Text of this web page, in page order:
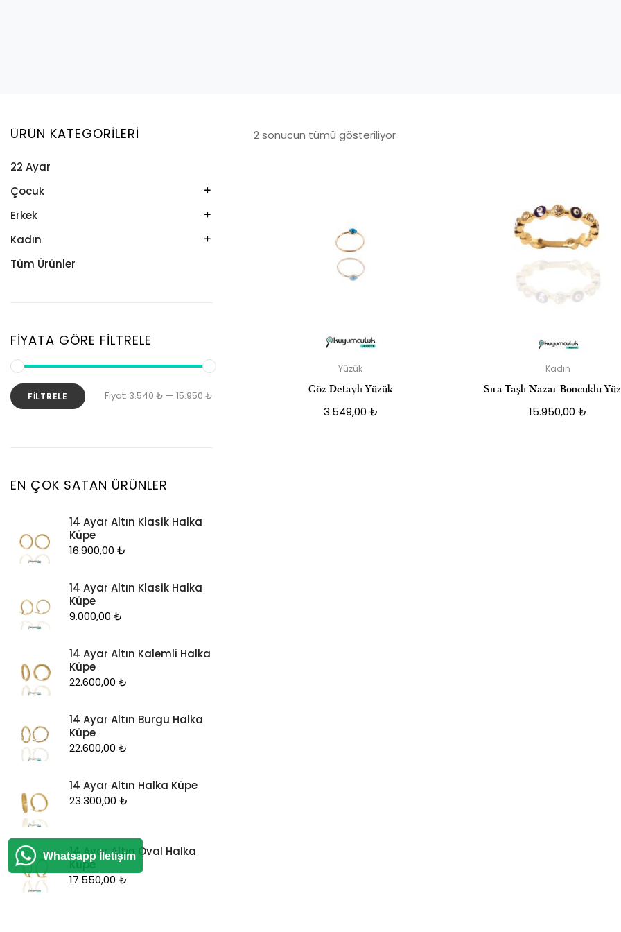
2 sonucun tümü gösteriliyor
Yüzük
Göz Detaylı Yüzük
3.549,00 ₺
Kadın
Sıra Taşlı Nazar Boncuklu
15.950,00₺
ÜRÜN KATEGORILERI
22 Ayar
Çocuk
Kelepçe
Kolye
Künye
Erkek
Kelepçe
Künye
Kadın
Bileklik
Küpe
Zincir
Tüm Ürünler
FIYATA GÖRE FILTRELE
FILTRELE Fiyat: 3.540 ₺ — 15.950 ₺
EN ÇOK SATAN ÜRÜNLER
14 Ayar Altın Klasik Halka
Küpe
16.900,00 ₺
14 Ayar Altın Klasik Halka
Küpe
9.000,00 ₺
14 Ayar Altın Kalemli Halka
Küpe
22.600,00 ₺
14 Ayar Altın Burgu Halka
Küpe
22.600,00 ₺
14 Ayar Altın Halka Küpe
23.300,00 ₺
14 Ayar Altın Oval Halka
Küpe
17.550,00 ₺
Whatsapp İletişim